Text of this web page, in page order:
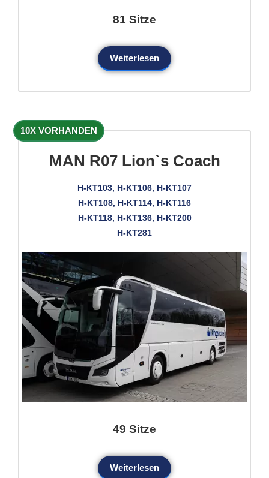
81 Sitze
Weiterlesen
10X VORHANDEN
MAN R07 Lion`s Coach
H-KT103, H-KT106, H-KT107
H-KT108, H-KT114, H-KT116
H-KT118, H-KT136, H-KT200
H-KT281
49 Sitze
Weiterlesen